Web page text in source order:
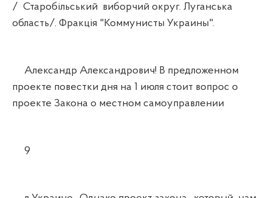
/ Старобільський виборчий округ. Луганська
область/. Фракція "Коммунисты Украины".
Александр Александрович! В предложенном
проекте повестки дня на 1 июля стоит вопрос о
проекте Закона о местном самоуправлении
9